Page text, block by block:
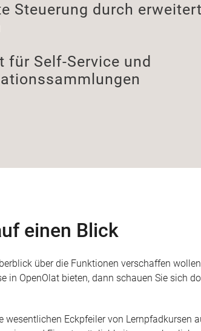
Steuerung durch
für Self-Service und
einen Blick
über die Funktionen verschaffen
in OpenOlat bieten, dann schauen Sie sich
wesentlichen Eckpfeiler von Lernpfadkursen